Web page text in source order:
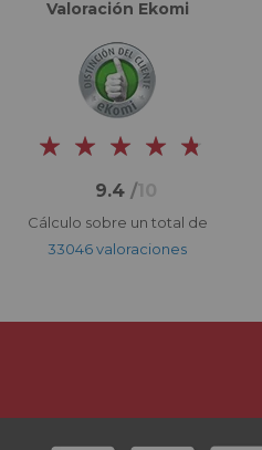
Valoración Ekomi
9.4 /10
Cálculo sobre un total de
33046 valoraciones